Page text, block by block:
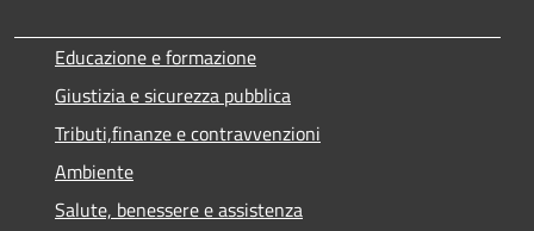
Educazione e formazione
Giustizia e sicurezza pubblica
Tributi,finanze e contravvenzioni
Ambiente
Salute, benessere e assistenza